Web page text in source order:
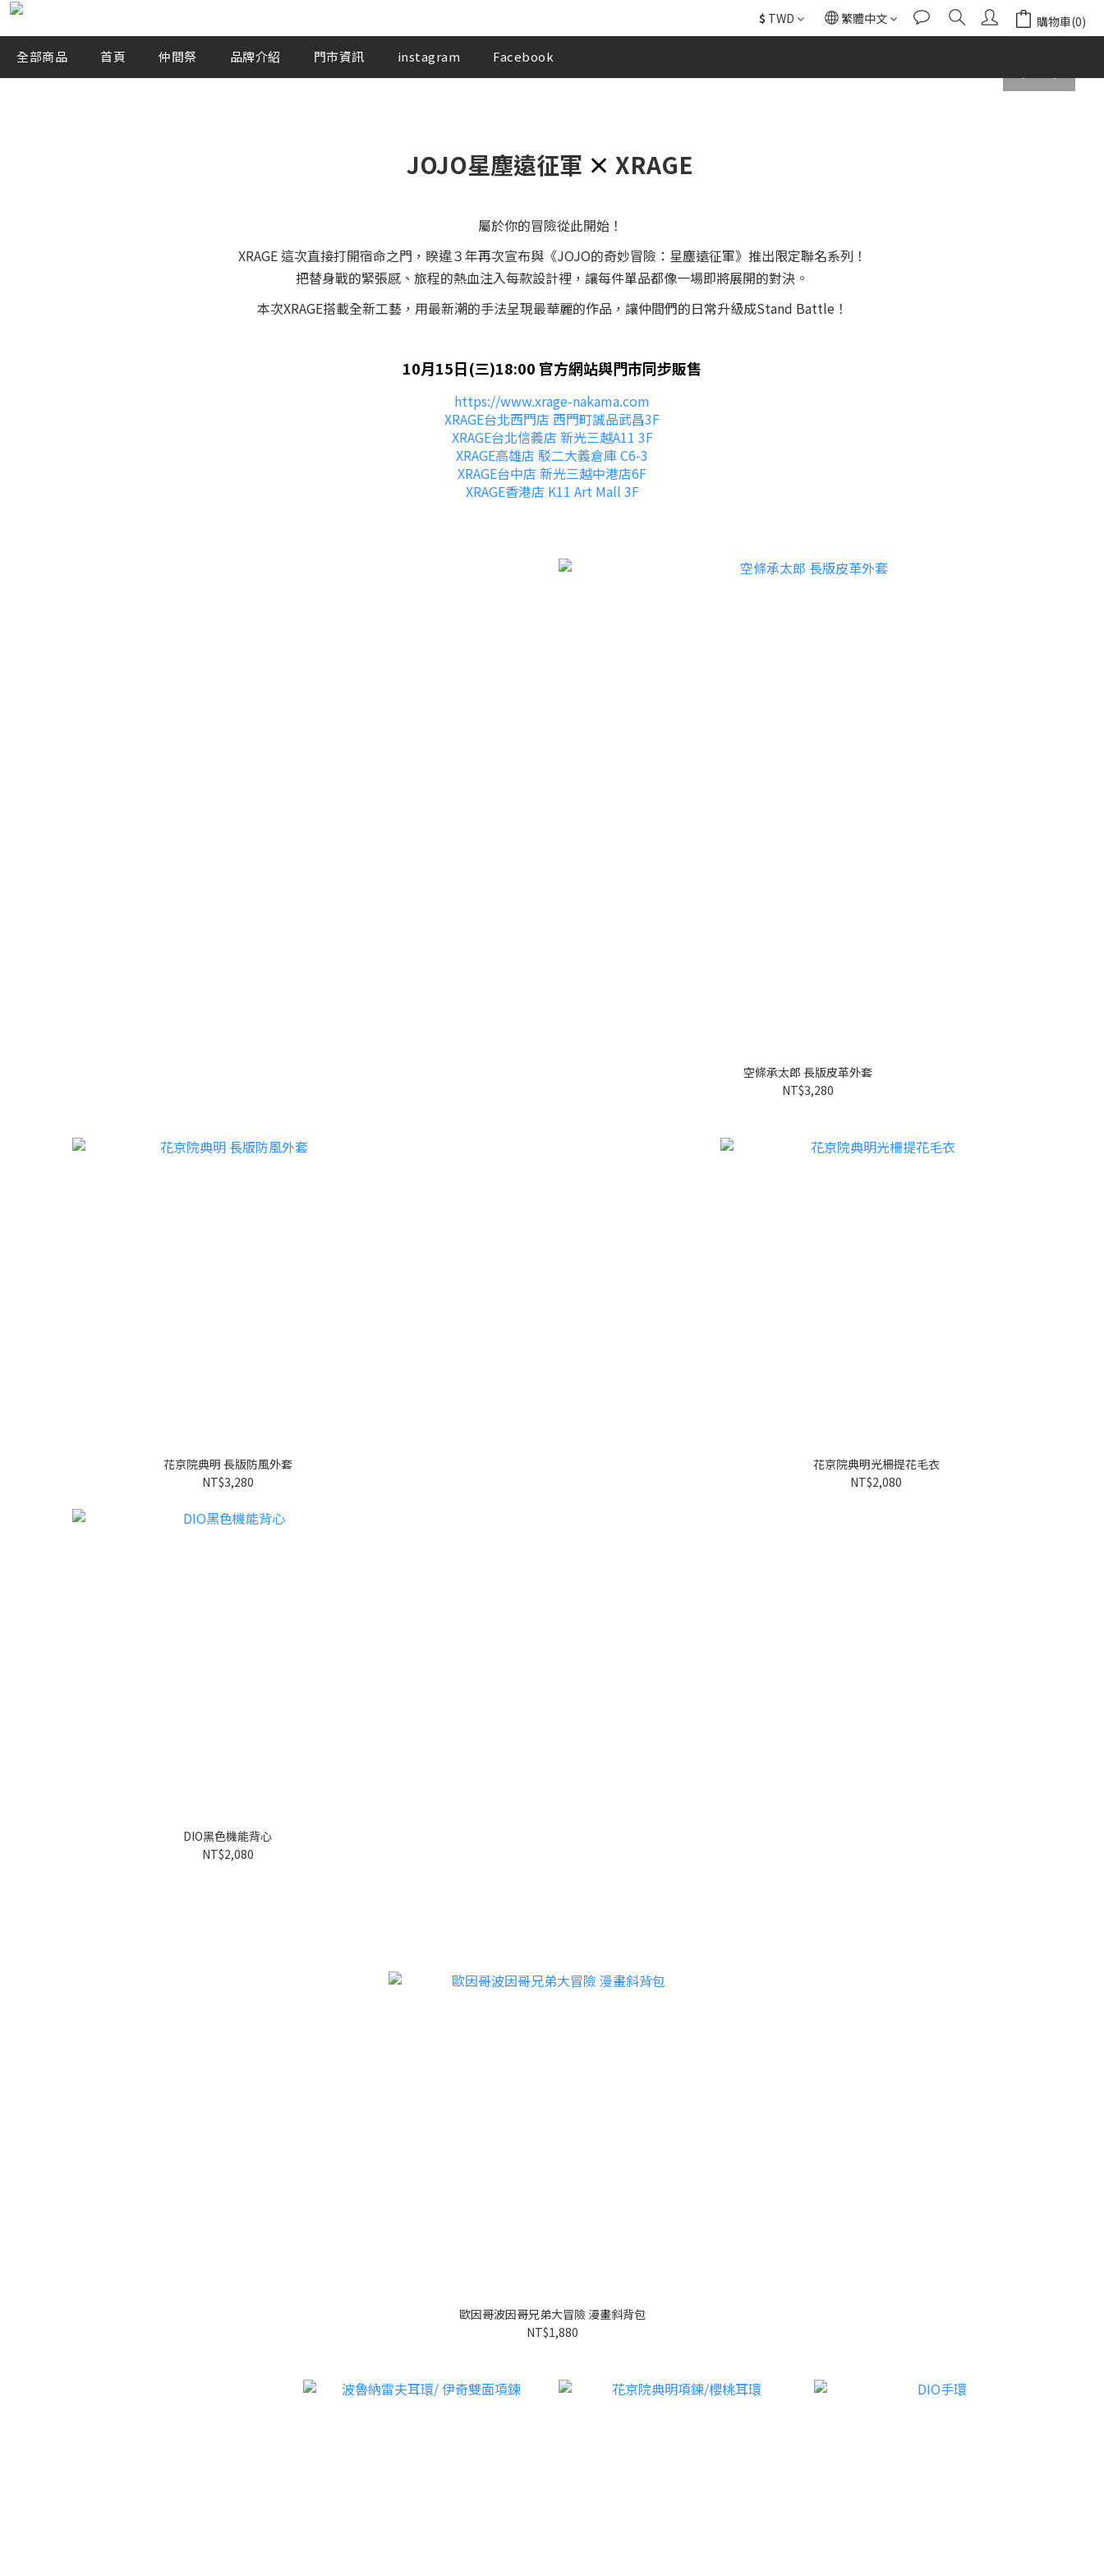
$ TWD 繁體中文 購物車(0)
全部商品 首頁 仲間祭 品牌介紹 門市資訊 instagram Facebook
JOJO星塵遠征軍 × XRAGE
屬於你的冒險從此開始！
XRAGE 這次直接打開宿命之門，睽違３年再次宣布與《JOJO的奇妙冒險：星塵遠征軍》推出限定聯名系列！
把替身戰的緊張感、旅程的熱血注入每款設計裡，讓每件單品都像一場即將展開的對決。
本次XRAGE搭載全新工藝，用最新潮的手法呈現最華麗的作品，讓仲間們的日常升級成Stand Battle！
10月15日(三)18:00 官方網站與門市同步販售
https://www.xrage-nakama.com
XRAGE台北西門店 西門町誠品武昌3F
XRAGE台北信義店 新光三越A11 3F
XRAGE高雄店 駁二大義倉庫 C6-3
XRAGE台中店 新光三越中港店6F
XRAGE香港店 K11 Art Mall 3F
空條承太郎 長版皮革外套
NT$3,280
花京院典明 長版防風外套
NT$3,280
花京院典明光柵提花毛衣
NT$2,080
DIO黑色機能背心
NT$2,080
歐因哥波因哥兄弟大冒險 漫畫斜背包
NT$1,880